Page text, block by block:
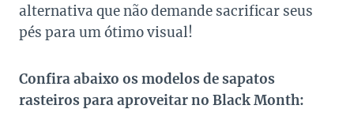
alternativa que não demande sacrificar seus
pés para um ótimo visual!
Confira abaixo os modelos de sapatos
rasteiros para aproveitar no Black Month: